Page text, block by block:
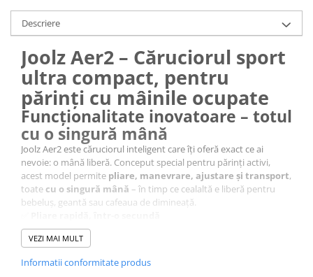
Descriere
Joolz Aer2 – Căruciorul sport
ultra compact, pentru
părinți cu mâinile ocupate
Funcționalitate inovatoare – totul
cu o singură mână
Joolz Aer2 este căruciorul inteligent care îți oferă exact ce ai
nevoie: o mână liberă. Conceput special pentru părinți activi,
acest model permite pliare, manevrare, ajustare și transport,
toate cu o singură mână – în timp ce cealaltă e liberă pentru
bebeluș, geantă sau cafeaua de dimineață.
✅Manevrare ușoară cu o singură mână
✅Spătar complet rabatabil și centuri reglabile printr-o
✅Greutate redusă: doar 6,5 kg
VEZI MAI MULT
Informatii conformitate produs